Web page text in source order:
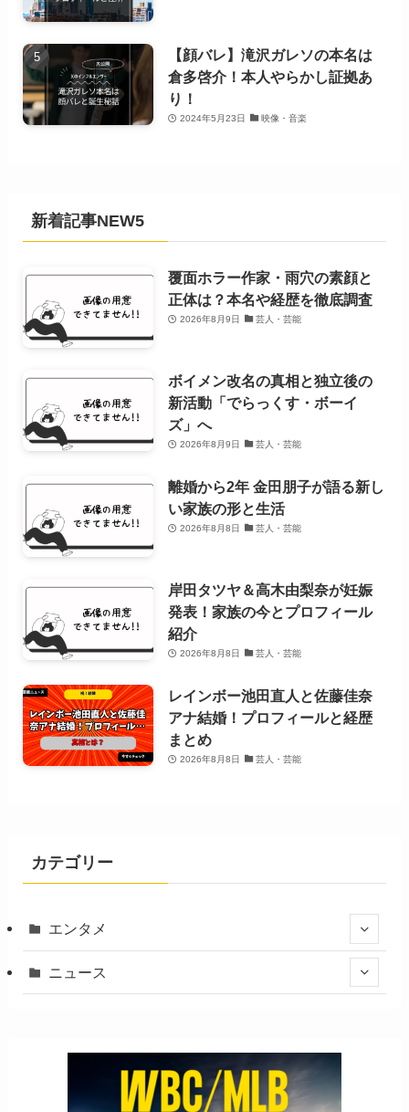
【顔バレ】滝沢ガレソの本名は
倉多啓介！本人やらかし証拠あ
り！
2024年5月23日 映像・音楽
新着記事NEW5
覆面ホラー作家・雨穴の素顔と
正体は？本名や経歴を徹底調査
2026年8月9日 芸人・芸能
ボイメン改名の真相と独立後の
新活動「でらっくす・ボーイ
ズ」へ
2026年8月9日 芸人・芸能
離婚から2年 金田朋子が語る新し
い家族の形と生活
2026年8月8日 芸人・芸能
岸田タツヤ＆高木由梨奈が妊娠
発表！家族の今とプロフィール
紹介
2026年8月8日 芸人・芸能
レインボー池田直人と佐藤佳奈
アナ結婚！プロフィールと経歴
まとめ
2026年8月8日 芸人・芸能
カテゴリー
エンタメ
ニュース